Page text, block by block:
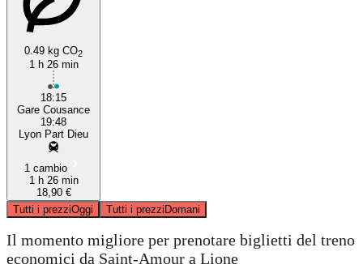
0.49 kg CO2
1 h 26 min
18:15
Gare Cousance
19:48
Lyon Part Dieu
1 cambio
1 h 26 min
18,90 €
Tutti i prezziOggi Tutti i prezziDomani
Il momento migliore per prenotare biglietti del treno
economici da Saint-Amour a Lione